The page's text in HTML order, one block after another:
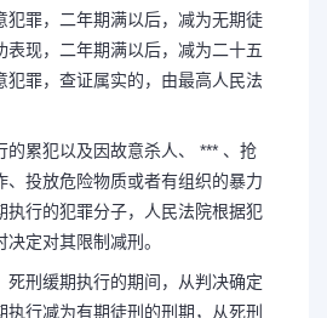
犯罪，二年期满以后，减为无期徒
表现，二年期满以后，减为二十五
犯罪，查证属实的，由最高人民法
的累犯以及因故意杀人、 *** 、抢
、投放危险物质或者有组织的暴力
执行的犯罪分子，人民法院根据犯
定对其限制减刑。
刑缓期执行的期间，从判决确定
执行减为有期徒刑的刑期，从死刑